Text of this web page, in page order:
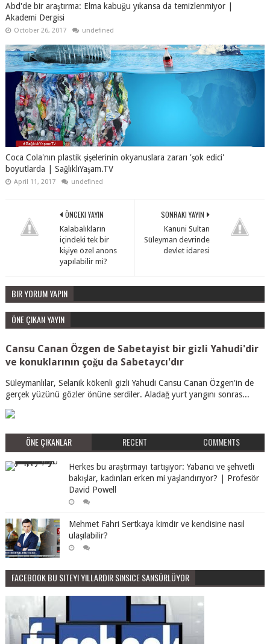
Abd'de bir araştırma: Elma kabuğu yıkansa da temizlenmiyor |
Akademi Dergisi
October 26, 2017 undefined
Coca Cola'nın plastik şişelerinin okyanuslara zararı 'şok edici'
boyutlarda | SağlıklıYaşam.TV
April 11, 2017 undefined
SONRAKI YAYIN
Kanuni Sultan
Süleyman devrinde
devlet idaresi
ÖNCEKI YAYIN
Kalabalıkların
içindeki tek bir
kişiye özel anons
yapılabilir mi?
BIR YORUM YAPIN
ÖNE ÇIKAN YAYIN
Cansu Canan Özgen de Sabetayist bir gizli Yahudi'dir
ve konuklarının çoğu da Sabetaycı'dır
Süleymanlılar, Selanik kökenli gizli Yahudi Cansu Canan Özgen'in de
gerçek yüzünü gözler önüne serdiler. Aladağ yurt yangını sonras...
ÖNE ÇIKANLAR RECENT COMMENTS
Herkes bu araştırmayı tartışıyor: Yabancı ve şehvetli
bakışlar, kadınları erken mi yaşlandırıyor? | Profesör
David Powell
Mehmet Fahri Sertkaya kimdir ve kendisine nasıl
ulaşılabilir?
FACEBOOK BU SITEYI YILLARDIR SINSICE SANSÜRLÜYOR